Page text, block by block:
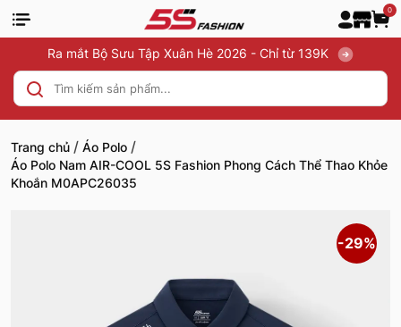
0
Ra mắt Bộ Sưu Tập Xuân Hè 2026 - Chỉ từ 139K
Trang chủ / Áo Polo /
Áo Polo Nam AIR-COOL 5S Fashion Phong Cách Thể Thao Khỏe
Khoắn M0APC26035
-29%